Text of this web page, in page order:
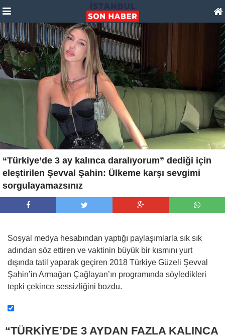
“Türkiye’de 3 ay kalınca daralıyorum” dediği için
eleştirilen Şevval Şahin: Ülkeme karşı sevgimi
sorgulayamazsınız
Sosyal medya hesabından yaptığı paylaşımlarla sık sık
adından söz ettiren ve vaktinin büyük bir kısmını yurt
dışında tatil yaparak geçiren 2018 Türkiye Güzeli Şevval
Şahin’in Armağan Çağlayan’ın programında söyledikleri
tepki çekince sessizliğini bozdu.
“TÜRKİYE’DE 3 AYDAN FAZLA KALINCA